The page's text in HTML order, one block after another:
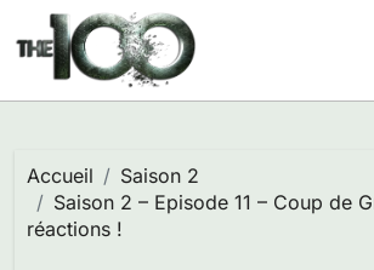
Passer
au
contenu
Accueil
Saison 2
Saison 2 – Episode 11 – Coup de
réactions !